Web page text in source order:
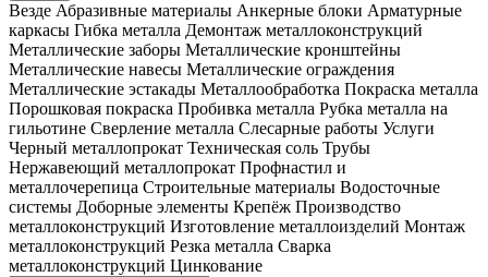
Везде Абразивные материалы Анкерные блоки Арматурные
каркасы Гибка металла Демонтаж металлоконструкций
Металлические заборы Металлические кронштейны
Металлические навесы Металлические ограждения
Металлические эстакады Металлообработка Покраска металла
Порошковая покраска Пробивка металла Рубка металла на
гильотине Сверление металла Слесарные работы Услуги
Черный металлопрокат Техническая соль Трубы
Нержавеющий металлопрокат Профнастил и
металлочерепица Строительные материалы Водосточные
системы Доборные элементы Крепёж Производство
металлоконструкций Изготовление металлоизделий Монтаж
металлоконструкций Резка металла Сварка
металлоконструкций Цинкование